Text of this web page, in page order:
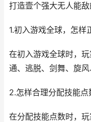
打造壹个强大无人能敌
1.初入游戏全球，怎样
在初入游戏全球时，
通、逃脱、剑舞、旋风
2.怎样合理分配技能点
在分配技能点数时，